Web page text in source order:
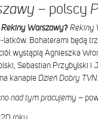
– polscy
Rekiny Warszawy? Rekiny
latków. Bohaterami będą
wystąpią Agnieszka
Sebastian Przybylski i
kanapie Dzień Dobry
nad tym pracujemy –